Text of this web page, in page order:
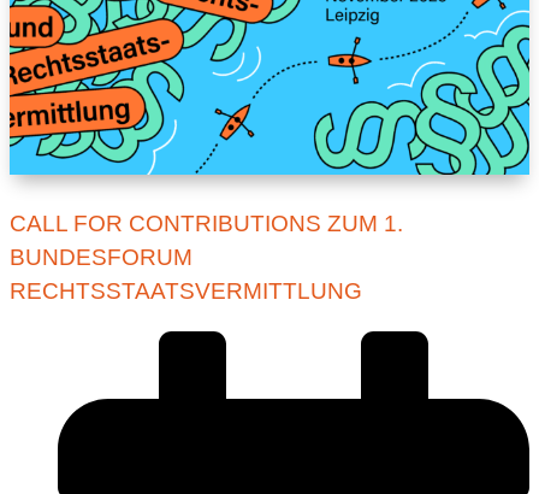
CALL FOR CONTRIBUTIONS ZUM 1.
BUNDESFORUM
RECHTSSTAATSVERMITTLUNG